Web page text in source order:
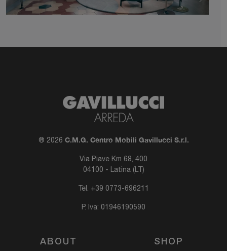
® 2026 C.M.G. Centro Mobili Gavillucci S.r.l.
Via Piave Km 68, 400
04100 - Latina (LT)
Tel. +39 0773-696211
P. Iva: 01946190590
ABOUT SHOP